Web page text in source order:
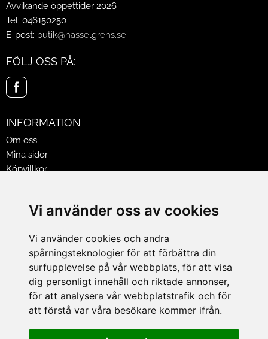
Vi använder oss av cookies
Vi använder cookies och andra
spårningsteknologier för att förbättra din
surfupplevelse på vår webbplats, för att visa
dig personligt innehåll och riktade annonser,
för att analysera vår webbplatstrafik och för
att förstå var våra besökare kommer ifrån.
Avvikande öppettider 2026
Tel: 046150250
E-post: butik@hasselgrens.se
FÖLJ OSS PÅ:
INFORMATION
Om oss
Mina sidor
Köpvillkor
Jobba på Hasselgrens
LEVERANS
BETALNINGSSÄTT
I butiken i Lund kan du betala med Visa, Mastercard, Lund